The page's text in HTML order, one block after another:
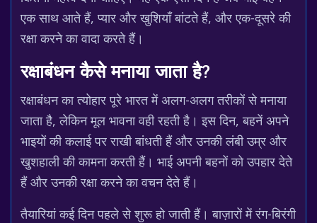
एक साथ आते हैं, प्यार और खुशियाँ बांटते हैं, और एक-दूसरे की
रक्षा करने का वादा करते हैं।
रक्षाबंधन कैसे मनाया जाता है?
रक्षाबंधन का त्योहार पूरे भारत में अलग-अलग तरीकों से मनाया
जाता है, लेकिन मूल भावना वही रहती है। इस दिन, बहनें अपने
भाइयों की कलाई पर राखी बांधती हैं और उनकी लंबी उम्र और
खुशहाली की कामना करती हैं। भाई अपनी बहनों को उपहार देते
हैं और उनकी रक्षा करने का वचन देते हैं।
तैयारियां कई दिन पहले से शुरू हो जाती हैं। बाज़ारों में रंग-बिरंगी